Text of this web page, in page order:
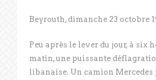
Beyrouth, dimanche 23 octobre
Peu après le lever du jour, à six
matin, une puissante
libanaise. Un camion Mercedes